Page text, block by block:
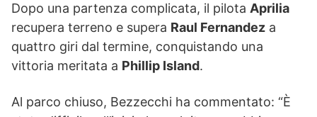
Dopo una partenza complicata, il pilota Aprilia
recupera terreno e supera Raul Fernandez a
quattro giri dal termine, conquistando una
vittoria meritata a Phillip Island.
Al parco chiuso, Bezzecchi ha commentato: “È